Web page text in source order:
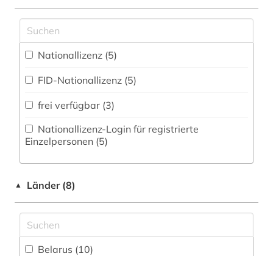
Psychologie (0)
Rechtswissenschaft (0)
Sport (0)
Zugriff vor Ort
Nationallizenz (5)
FID-Nationallizenz (5)
frei verfügbar (3)
Einzelpersonen (5)
▲ Länder (8)
Belarus (10)